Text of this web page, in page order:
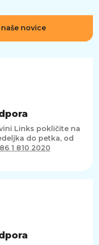
novice
Links pokličite na
do petka, od
1 810 2020